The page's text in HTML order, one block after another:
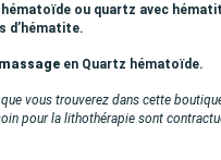
hématoïde ou quartz avec
d’hématite.
en Quartz hématoïde.
vous trouverez dans cette
pour la lithothérapie sont